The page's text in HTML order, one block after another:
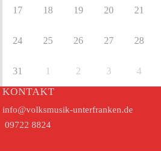
17 18 19 20 21
24 25 26 27 28
31 1 2 3 4
KONTAKT
info@volksmusik-unterfranken.de
09722 8824